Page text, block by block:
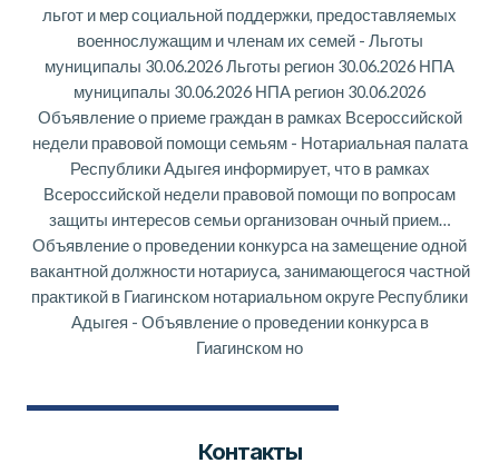
льгот и мер социальной поддержки, предоставляемых
военнослужащим и членам их семей - Льготы
муниципалы 30.06.2026 Льготы регион 30.06.2026 НПА
муниципалы 30.06.2026 НПА регион 30.06.2026
Объявление о приеме граждан в рамках Всероссийской
недели правовой помощи семьям - Нотариальная палата
Республики Адыгея информирует, что в рамках
Всероссийской недели правовой помощи по вопросам
защиты интересов семьи организован очный прием…
Объявление о проведении конкурса на замещение одной
вакантной должности нотариуса, занимающегося частной
практикой в Гиагинском нотариальном округе Республики
Адыгея - Объявление о проведении конкурса в
Гиагинском но
Контакты